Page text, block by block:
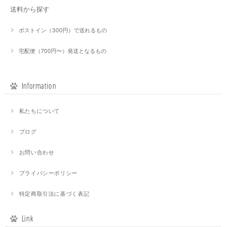
送料から探す
ポストイン（300円）で送れるもの
宅配便（700円〜）発送となるもの
Information
私たちについて
ブログ
お問い合わせ
プライバシーポリシー
特定商取引法に基づく表記
Link